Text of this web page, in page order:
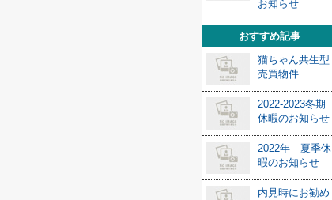
お知らせ
おすすめ記事
猫ちゃん共生型
売買物件
2022-2023冬期
休暇のお知らせ
2022年 夏季休
暇のお知らせ
内見時にお勧め